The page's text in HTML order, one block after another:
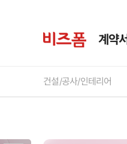
계약서
건설/공사/인테리어